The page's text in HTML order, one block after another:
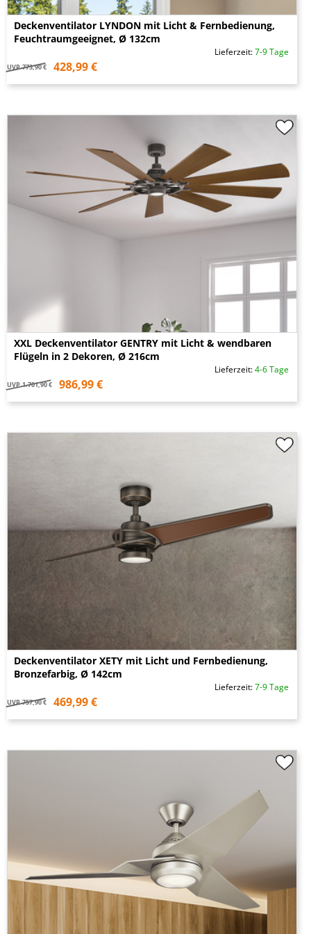
Deckenventilator LYNDON mit Licht & Fernbedienung,
Feuchtraumgeeignet, Ø 132cm
Lieferzeit:7-9 Tage
UVP 773,90 € 428,99 €
XXL Deckenventilator GENTRY mit Licht & wendbaren
Flügeln in 2 Dekoren, Ø 216cm
Lieferzeit:4-6 Tage
UVP 1.701,90 € 986,99 €
Deckenventilator XETY mit Licht und Fernbedienung,
Bronzefarbig, Ø 142cm
Lieferzeit:7-9 Tage
UVP 757,90 € 469,99 €